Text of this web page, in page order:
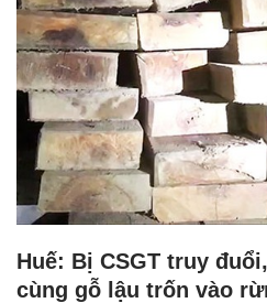
Huế: Bị CSGT truy
cùng gỗ lậu trốn vào